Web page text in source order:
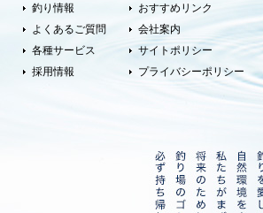
釣り情報
よくあるご質問
各種サービス
採用情報
おすすめリンク
会社案内
サイトポリシー
プライバシーポリシー